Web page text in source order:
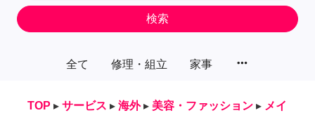
全て 修理・組立 家事 more_horiz
検索
TOP ▸ サービス ▸ 海外 ▸ 美容・ファッション ▸ メイ